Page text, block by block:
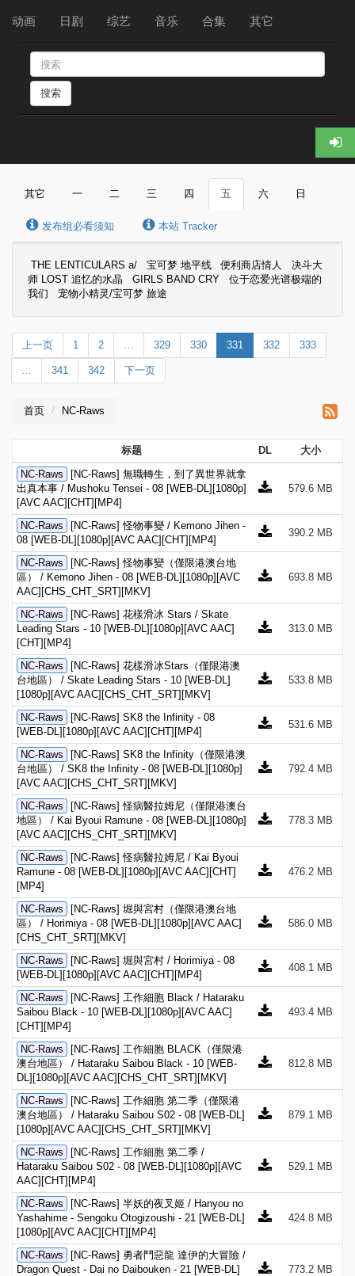
动画 日剧 综艺 音乐 合集 其它
搜索
其它 一 二 三 四 五 六 日
发布组必看须知 本站 Tracker
THE LENTICULARS a/ 宝可梦 地平线 便利商店情人
决斗大
师 LOST 追忆的水晶
GIRLS BAND CRY
位于恋爱光谱极端的
我们
宠物小精灵/宝可梦 旅途
上一页 1 2 … 329 330 331 332 333
… 341 342 下一页
首页 NC-Raws
标题 DL
大小
NC-Raws
[NC-Raws] 無職轉生，到了異世界就拿
出真本事 / Mushoku Tensei - 08 [WEB-DL][1080p]
[AVC AAC][CHT][MP4]
579.6 MB
NC-Raws
[NC-Raws] 怪物事變 / Kemono Jihen -
08 [WEB-DL][1080p][AVC AAC][CHT][MP4]
390.2 MB
NC-Raws
[NC-Raws] 怪物事變（僅限港澳台地
區） / Kemono Jihen - 08 [WEB-DL][1080p][AVC
AAC][CHS_CHT_SRT][MKV]
693.8 MB
NC-Raws
[NC-Raws] 花樣滑冰 Stars / Skate
Leading Stars - 10 [WEB-DL][1080p][AVC AAC]
[CHT][MP4]
313.0 MB
NC-Raws
[NC-Raws] 花樣滑冰Stars（僅限港澳
台地區） / Skate Leading Stars - 10 [WEB-DL]
[1080p][AVC AAC][CHS_CHT_SRT][MKV]
533.8 MB
NC-Raws
[NC-Raws] SK8 the Infinity - 08
[WEB-DL][1080p][AVC AAC][CHT][MP4]
531.6 MB
NC-Raws
[NC-Raws] SK8 the Infinity（僅限港澳
台地區） / SK8 the Infinity - 08 [WEB-DL][1080p]
[AVC AAC][CHS_CHT_SRT][MKV]
792.4 MB
NC-Raws
[NC-Raws] 怪病醫拉姆尼（僅限港澳台
地區） / Kai Byoui Ramune - 08 [WEB-DL][1080p]
[AVC AAC][CHS_CHT_SRT][MKV]
778.3 MB
NC-Raws
[NC-Raws] 怪病醫拉姆尼 / Kai Byoui
Ramune - 08 [WEB-DL][1080p][AVC AAC][CHT]
[MP4]
476.2 MB
NC-Raws
[NC-Raws] 堀與宮村（僅限港澳台地
區） / Horimiya - 08 [WEB-DL][1080p][AVC AAC]
[CHS_CHT_SRT][MKV]
586.0 MB
NC-Raws
[NC-Raws] 堀與宮村 / Horimiya - 08
[WEB-DL][1080p][AVC AAC][CHT][MP4]
408.1 MB
NC-Raws
[NC-Raws] 工作細胞 Black / Hataraku
Saibou Black - 10 [WEB-DL][1080p][AVC AAC]
[CHT][MP4]
493.4 MB
NC-Raws
[NC-Raws] 工作細胞 BLACK（僅限港
澳台地區） / Hataraku Saibou Black - 10 [WEB-
DL][1080p][AVC AAC][CHS_CHT_SRT][MKV]
812.8 MB
NC-Raws
[NC-Raws] 工作細胞 第二季（僅限港
澳台地區） / Hataraku Saibou S02 - 08 [WEB-DL]
[1080p][AVC AAC][CHS_CHT_SRT][MKV]
879.1 MB
NC-Raws
[NC-Raws] 工作細胞 第二季 /
Hataraku Saibou S02 - 08 [WEB-DL][1080p][AVC
AAC][CHT][MP4]
529.1 MB
NC-Raws
[NC-Raws] 半妖的夜叉姬 / Hanyou no
Yashahime - Sengoku Otogizoushi - 21 [WEB-DL]
[1080p][AVC AAC][CHT][MP4]
424.8 MB
NC-Raws
[NC-Raws] 勇者鬥惡龍 達伊的大冒險 /
Dragon Quest - Dai no Daibouken - 21 [WEB-DL]
773.2 MB